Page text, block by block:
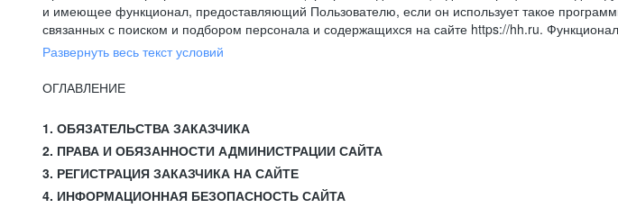
и имеющее функционал, предоставляющий Пользователю, если он использует такое
связанных с поиском и подбором персонала и содержащихся на сайте https://hh.ru.
Развернуть весь текст условий
ОГЛАВЛЕНИЕ
1. ОБЯЗАТЕЛЬСТВА ЗАКАЗЧИКА
2. ПРАВА И ОБЯЗАННОСТИ АДМИНИСТРАЦИИ САЙТА
3. РЕГИСТРАЦИЯ ЗАКАЗЧИКА НА САЙТЕ
4. ИНФОРМАЦИОННАЯ БЕЗОПАСНОСТЬ САЙТА